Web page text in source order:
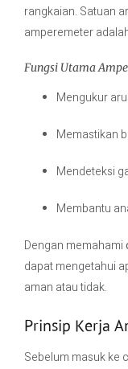
rangkaian. Satuan
amperemeter
Fungsi Utama
Mengukur
Memastikan
Mendeteksi
Membantu
Dengan memahami
dapat mengetahui
aman atau tidak.
Prinsip Kerja
Sebelum masuk ke